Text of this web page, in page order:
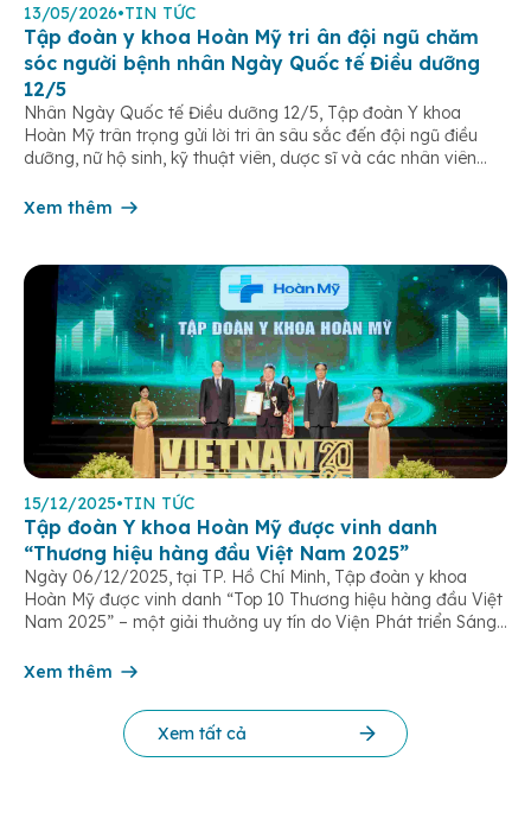
13/05/2026•TIN TỨC
Tập đoàn y khoa Hoàn Mỹ tri ân đội ngũ chăm
sóc người bệnh nhân Ngày Quốc tế Điều dưỡng
12/5
Nhân Ngày Quốc tế Điều dưỡng 12/5, Tập đoàn Y khoa
Hoàn Mỹ trân trọng gửi lời tri ân sâu sắc đến đội ngũ điều
dưỡng, nữ hộ sinh, kỹ thuật viên, dược sĩ và các nhân viên
âm thầm đồng hành trên […]
Xem thêm
15/12/2025•TIN TỨC
Tập đoàn Y khoa Hoàn Mỹ được vinh danh
“Thương hiệu hàng đầu Việt Nam 2025”
Ngày 06/12/2025, tại TP. Hồ Chí Minh, Tập đoàn y khoa
Hoàn Mỹ được vinh danh “Top 10 Thương hiệu hàng đầu Việt
Nam 2025” – một giải thưởng uy tín do Viện Phát triển Sáng
cứu Phát triển Doanh nghiệp Châu Á […]
Xem thêm
Xem tất cả